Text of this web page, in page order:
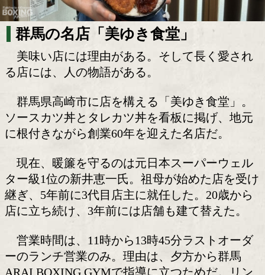
群馬の名店「美ゆき食堂」
美味い店には理由がある。そして長
る店には、人の物語がある。
群馬県高崎市に店を構える「美ゆき食
ソースカツ丼とタレカツ丼を看板に掲
に根付きながら創業60年を迎えた名店